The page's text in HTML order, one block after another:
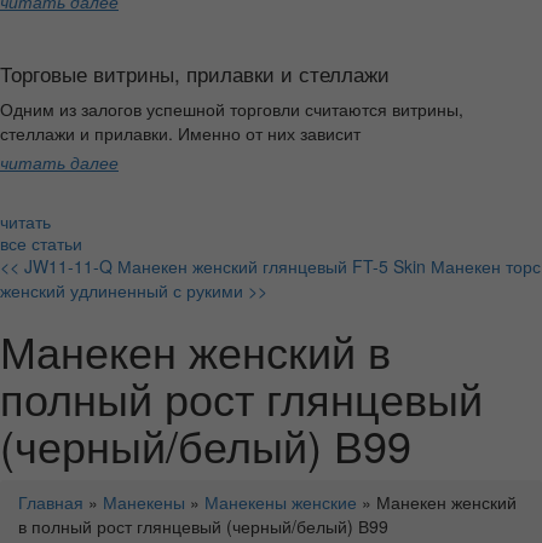
Торговые витрины, прилавки и стеллажи
Одним из залогов успешной торговли считаются витрины,
стеллажи и прилавки. Именно от них зависит
читать далее
читать
все статьи
<< JW11-11-Q Манекен женский глянцевый FT-5 Skin Манекен торс
женский удлиненный с рукими >>
Манекен женский в
полный рост глянцевый
(черный/белый) В99
Главная » Манекены » Манекены женские » Манекен женский
в полный рост глянцевый (черный/белый) В99